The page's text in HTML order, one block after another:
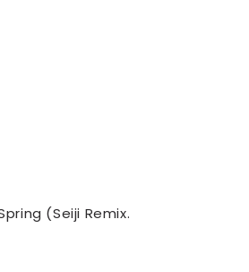
(Seiji Remix.